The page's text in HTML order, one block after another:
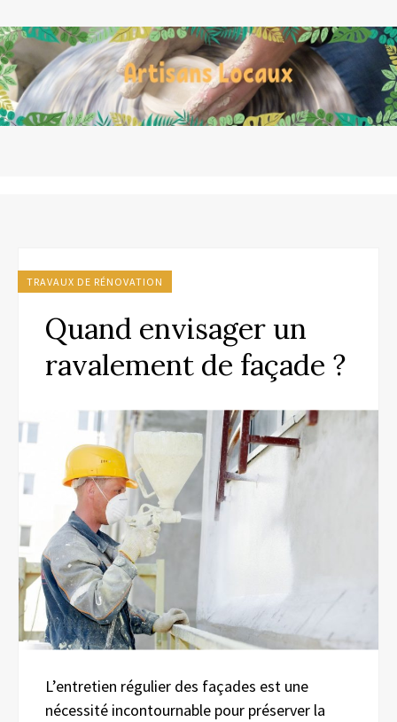
TRAVAUX DE RÉNOVATION
Quand envisager un
ravalement de façade ?
L’entretien régulier des façades est une
nécessité incontournable pour préserver la